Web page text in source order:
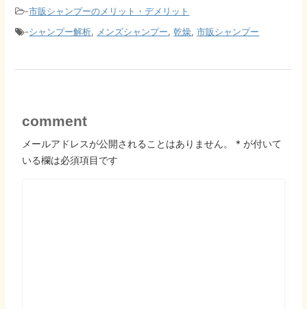
-市販シャンプーのメリット・デメリット
-シャンプー解析, メンズシャンプー,乾燥,市販シャンプー
comment
メールアドレスが公開されることはありません。 * が付いて
いる欄は必須項目です